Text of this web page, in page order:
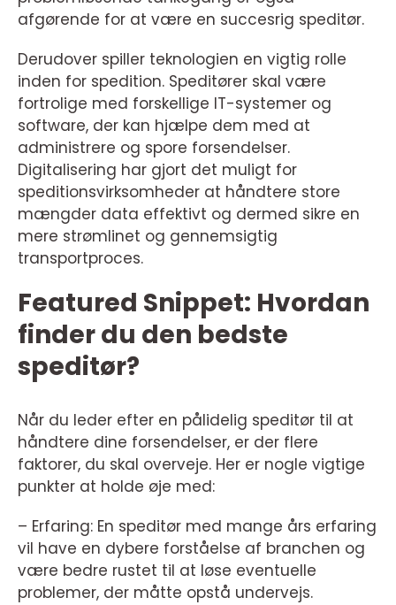
afgørende for at være en succesrig speditør.
Derudover spiller teknologien en vigtig rolle
inden for spedition. Speditører skal være
fortrolige med forskellige IT-systemer og
software, der kan hjælpe dem med at
administrere og spore forsendelser.
Digitalisering har gjort det muligt for
speditionsvirksomheder at håndtere store
mængder data effektivt og dermed sikre en
mere strømlinet og gennemsigtig
transportproces.
Featured Snippet: Hvordan
finder du den bedste
speditør?
Når du leder efter en pålidelig speditør til at
håndtere dine forsendelser, er der flere
faktorer, du skal overveje. Her er nogle vigtige
punkter at holde øje med:
– Erfaring: En speditør med mange års erfaring
vil have en dybere forståelse af branchen og
være bedre rustet til at løse eventuelle
problemer, der måtte opstå undervejs.